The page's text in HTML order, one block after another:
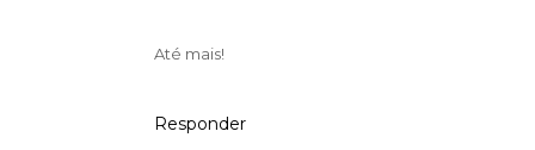
Até mais!
Responder